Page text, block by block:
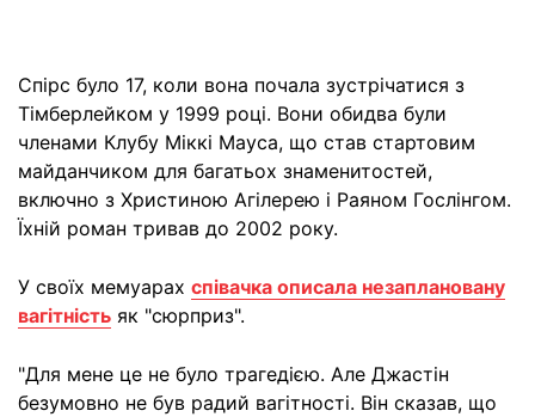
Спірс було 17, коли вона почала зустрічатися з
Тімберлейком у 1999 році. Вони обидва були
членами Клубу Міккі Мауса, що став стартовим
майданчиком для багатьох знаменитостей,
включно з Христиною Агілерею і Раяном Гослінгом.
Їхній роман тривав до 2002 року.
У своїх мемуарах співачка описала незаплановану
вагітність як "сюрприз".
"Для мене це не було трагедією. Але Джастін
безумовно не був радий вагітності. Він сказав, що